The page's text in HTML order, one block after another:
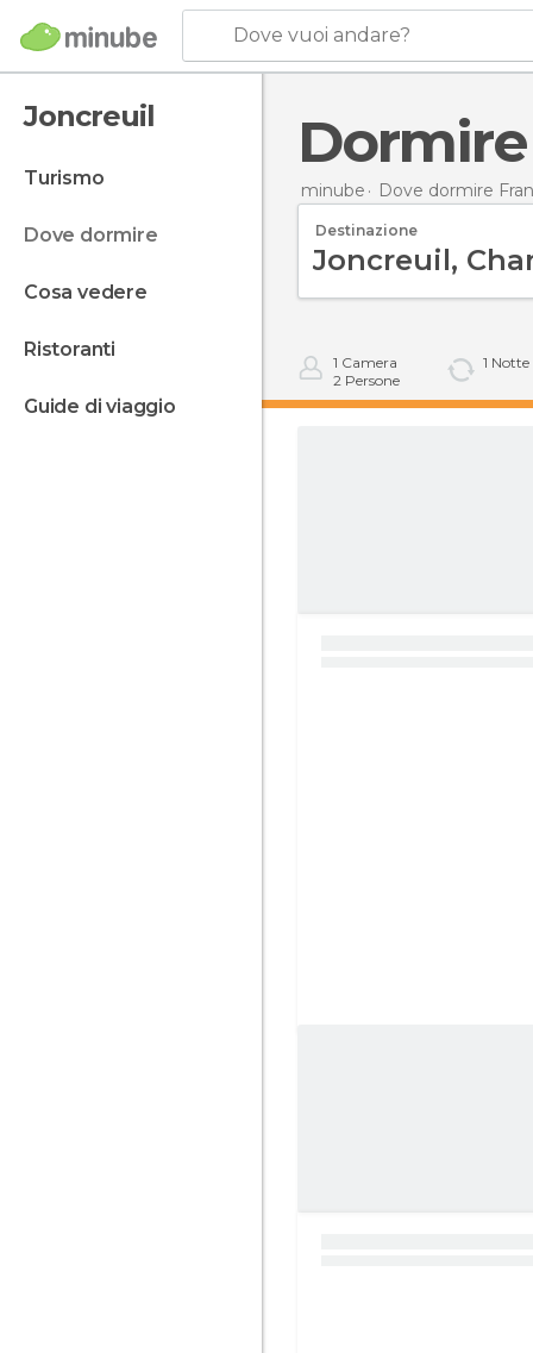
Dove vuoi andare?
Joncreuil
turismo
dove dormire
cosa vedere
ristoranti
guide di viaggio
minube Dove dormire
Destinazione
1 Camera
2 Persone
1 Notte